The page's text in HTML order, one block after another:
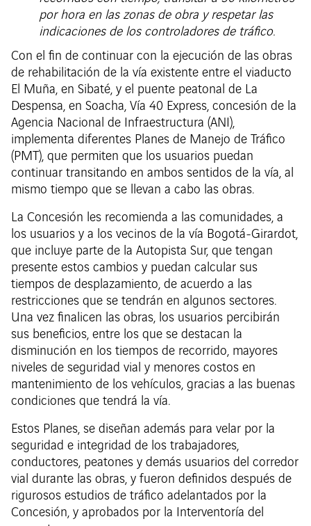
por hora en las zonas de obra y respetar las
indicaciones de los controladores de tráfico.
Con el fin de continuar con la ejecución de las obras
de rehabilitación de la vía existente entre el viaducto
El Muña, en Sibaté, y el puente peatonal de La
Despensa, en Soacha, Vía 40 Express, concesión de la
Agencia Nacional de Infraestructura (ANI),
implementa diferentes Planes de Manejo de Tráfico
(PMT), que permiten que los usuarios puedan
continuar transitando en ambos sentidos de la vía, al
mismo tiempo que se llevan a cabo las obras.
La Concesión les recomienda a las comunidades, a
los usuarios y a los vecinos de la vía Bogotá-Girardot,
que incluye parte de la Autopista Sur, que tengan
presente estos cambios y puedan calcular sus
tiempos de desplazamiento, de acuerdo a las
restricciones que se tendrán en algunos sectores.
Una vez finalicen las obras, los usuarios percibirán
sus beneficios, entre los que se destacan la
disminución en los tiempos de recorrido, mayores
niveles de seguridad vial y menores costos en
mantenimiento de los vehículos, gracias a las buenas
condiciones que tendrá la vía.
Estos Planes, se diseñan además para velar por la
seguridad e integridad de los trabajadores,
conductores, peatones y demás usuarios del corredor
vial durante las obras, y fueron definidos después de
rigurosos estudios de tráfico adelantados por la
Concesión, y aprobados por la Interventoría del